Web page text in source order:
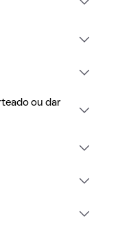
ou dar